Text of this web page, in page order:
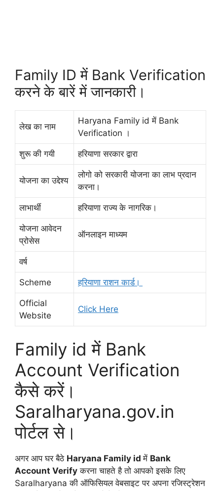
Family ID में Bank Verification
करने के बारें में जानकारी।
लेख का नाम
Haryana Family id में Bank
Verification ।
शुरू की गयी हरियाणा सरकार द्वारा
योजना का उद्देश्य
लोगो को सरकारी योजना का लाभ प्रदान
करना।
लाभार्थी हरियाणा राज्य के नागरिक।
योजना आवेदन
प्रोसेस
ऑनलाइन माध्यम
वर्ष
Scheme हरियाणा राशन कार्ड।
Official
Website
Click Here
Family id में Bank
Account Verification
कैसे करें।
Saralharyana.gov.in
पोर्टल से।
अगर आप घर बैठे Haryana Family idमें Bank
Account Verify करना चाहते है तो आपको इसके लिए
Saralharyana की ऑफिसियल वेबसाइट पर अपना रजिस्ट्रेशन